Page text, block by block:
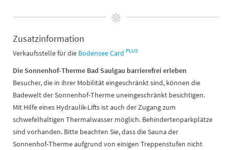
Zusatzinformation
Verkaufsstelle für die Bodensee Card PLUS
Die Sonnenhof-Therme Bad Saulgau barrierefrei erleben
Besucher, die in ihrer Mobilität eingeschränkt sind, können die
Badewelt der Sonnenhof-Therme uneingeschränkt besichtigen.
Mit Hilfe eines Hydraulik-Lifts ist auch der Zugang zum
schwefelhaltigen Thermalwasser möglich. Behindertenparkplätze
sind vorhanden. Bitte beachten Sie, dass die Sauna der
Sonnenhof-Therme aufgrund von einigen Treppenstufen nicht